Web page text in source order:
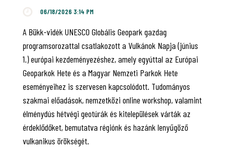
06/18/2026 3:14 PM
A Bükk-vidék UNESCO Globális Geopark gazdag
programsorozattal csatlakozott a Vulkánok Napja (június
1.) európai kezdeményezéshez, amely egyúttal az Európai
Geoparkok Hete és a Magyar Nemzeti Parkok Hete
eseményeihez is szervesen kapcsolódott. Tudományos
szakmai előadások, nemzetközi online workshop, valamint
élménydús hétvégi geotúrák és kitelepülések várták az
érdeklődőket, bemutatva régiónk és hazánk lenyűgöző
vulkanikus örökségét.